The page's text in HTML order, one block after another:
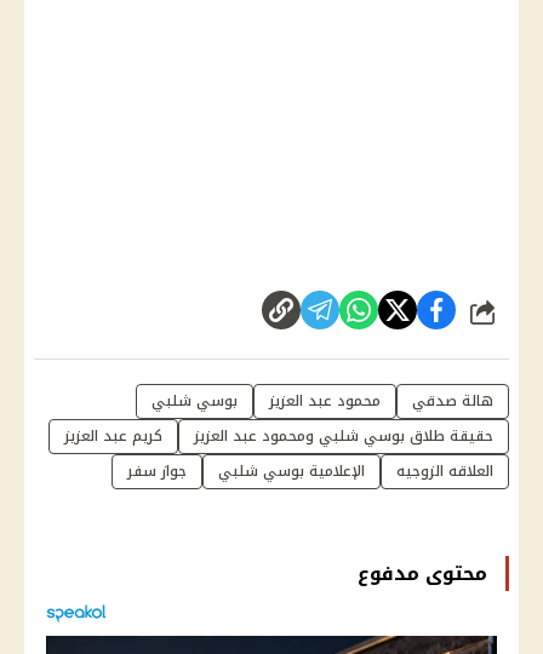
شارك
هالة صدقي محمود عبد العزيز
بوسي شلبي
حقيقة طلاق بوسي شلبي ومحمود عبد العزيز
كريم عبد العزيز
العلاقه الزوجيه
الإعلامية بوسي شلبي جواز سفر
محتوى مدفوع